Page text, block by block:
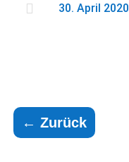
 30. April 2020
←Zurück